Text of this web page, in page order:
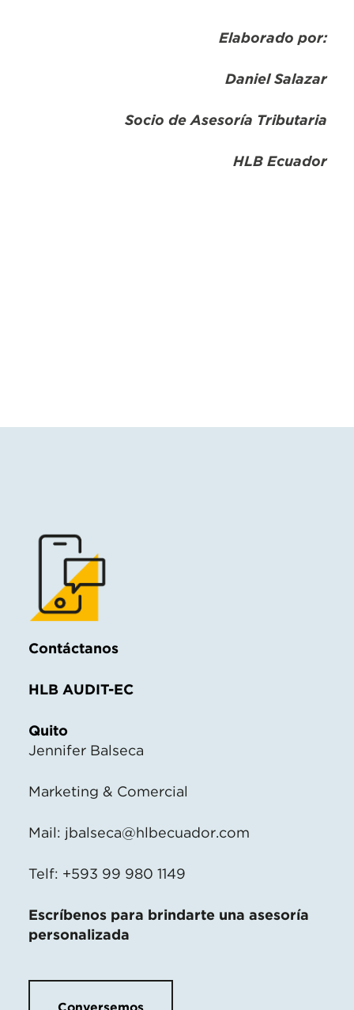
Elaborado por:
Daniel Salazar
Socio de Asesoría Tributaria
HLB Ecuador
Contáctanos
HLB AUDIT-EC
Quito
Jennifer Balseca
Marketing & Comercial
Mail: jbalseca@hlbecuador.com
Telf: +593 99 980 1149
Escríbenos para brindarte una asesoría
personalizada